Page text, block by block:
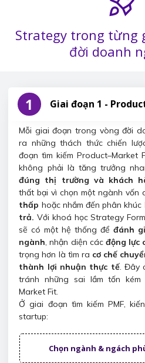
Strategy trong từng
đời doanh
Mỗi giai đoạn trong vòng đời
ra những thách thức chiến
đoạn tìm kiếm Product–Market
không phải là tăng trưởng
đúng thị trường và khách
thất bại vì chọn một ngành vốn
thấp hoặc nhắm đến phân khúc
trả. Với khoá học Strategy
sẽ có một hệ thống đểđánh
ngành, nhận diện các động lực
trọng hơn là tìm ra cơ chế
thành lợi nhuận thực tế. Đây
tránh những sai lầm tốn
Market Fit.
Ở giai đoạn tìm kiếm PMF,
startup:
Chọn ngành & ngách
Giai đoạn 1 -
1